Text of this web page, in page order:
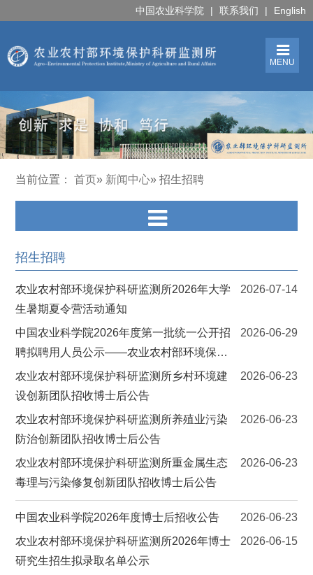
中国农业科学院 | 联系我们 | English
MENU
当前位置：首页» 新闻中心» 招生招聘
招生招聘
2026-07-14
农业农村部环境保护科研监测所2026年大学
生暑期夏令营活动通知
2026-06-29
中国农业科学院2026年度第一批统一公开招
聘拟聘用人员公示——农业农村部环境保护
科研监测所
2026-06-23
农业农村部环境保护科研监测所乡村环境建
设创新团队招收博士后公告
2026-06-23
农业农村部环境保护科研监测所养殖业污染
防治创新团队招收博士后公告
2026-06-23
农业农村部环境保护科研监测所重金属生态
毒理与污染修复创新团队招收博士后公告
2026-06-23
中国农业科学院2026年度博士后招收公告
2026-06-15
农业农村部环境保护科研监测所2026年博士
研究生招生拟录取名单公示